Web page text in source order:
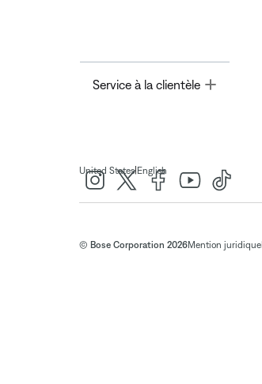
Service à la clientèle Toggle
United States| English
© Bose Corporation 2026Mention juridique